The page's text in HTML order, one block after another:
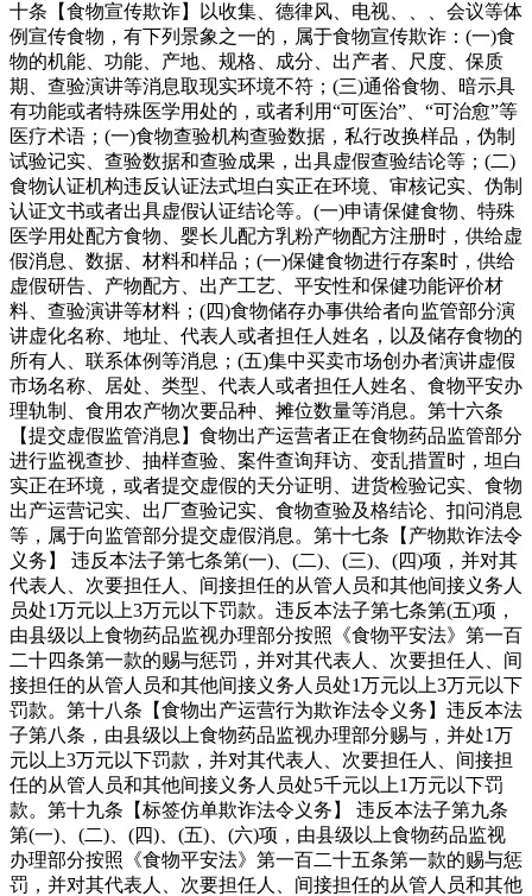
十条【食物宣传欺诈】以收集、德律风、电视、、、会议等体
例宣传食物，有下列景象之一的，属于食物宣传欺诈：(一)食
物的机能、功能、产地、规格、成分、出产者、尺度、保质
期、查验演讲等消息取现实环境不符；(三)通俗食物、暗示具
有功能或者特殊医学用处的，或者利用“可医治”、“可治愈”等
医疗术语；(一)食物查验机构查验数据，私行改换样品，伪制
试验记实、查验数据和查验成果，出具虚假查验结论等；(二)
食物认证机构违反认证法式坦白实正在环境、审核记实、伪制
认证文书或者出具虚假认证结论等。(一)申请保健食物、特殊
医学用处配方食物、婴长儿配方乳粉产物配方注册时，供给虚
假消息、数据、材料和样品；(一)保健食物进行存案时，供给
虚假研告、产物配方、出产工艺、平安性和保健功能评价材
料、查验演讲等材料；(四)食物储存办事供给者向监管部分演
讲虚化名称、地址、代表人或者担任人姓名，以及储存食物的
所有人、联系体例等消息；(五)集中买卖市场创办者演讲虚假
市场名称、居处、类型、代表人或者担任人姓名、食物平安办
理轨制、食用农产物次要品种、摊位数量等消息。第十六条
【提交虚假监管消息】食物出产运营者正在食物药品监管部分
进行监视查抄、抽样查验、案件查询拜访、变乱措置时，坦白
实正在环境，或者提交虚假的天分证明、进货检验记实、食物
出产运营记实、出厂查验记实、食物查验及格结论、扣问消息
等，属于向监管部分提交虚假消息。第十七条【产物欺诈法令
义务】 违反本法子第七条第(一)、(二)、(三)、(四)项，并对其
代表人、次要担任人、间接担任的从管人员和其他间接义务人
员处1万元以上3万元以下罚款。违反本法子第七条第(五)项，
由县级以上食物药品监视办理部分按照《食物平安法》第一百
二十四条第一款的赐与惩罚，并对其代表人、次要担任人、间
接担任的从管人员和其他间接义务人员处1万元以上3万元以下
罚款。第十八条【食物出产运营行为欺诈法令义务】违反本法
子第八条，由县级以上食物药品监视办理部分赐与，并处1万
元以上3万元以下罚款，并对其代表人、次要担任人、间接担
任的从管人员和其他间接义务人员处5千元以上1万元以下罚
款。第十九条【标签仿单欺诈法令义务】 违反本法子第九条
第(一)、(二)、(四)、(五)、(六)项，由县级以上食物药品监视
办理部分按照《食物平安法》第一百二十五条第一款的赐与惩
罚，并对其代表人、次要担任人、间接担任的从管人员和其他